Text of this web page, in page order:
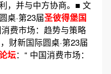
，并与中方协商。■ 文
桌·第23届圣彼得堡国
费市场：趋势与策略
财新国际圆桌·第23届
坛：“ 中国消费市场：